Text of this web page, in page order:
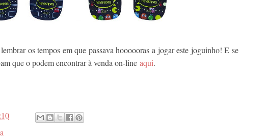
os tempos em que passava hoooooras a jogar este joguinho! E se
que o podem encontrar à venda on-line aqui.